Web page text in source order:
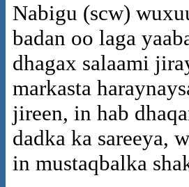
Nabigu (scw)
badan oo laga
dhagax salaami
markasta
jireen, in hab
dadka ka sareeya,
in mustaqbalka